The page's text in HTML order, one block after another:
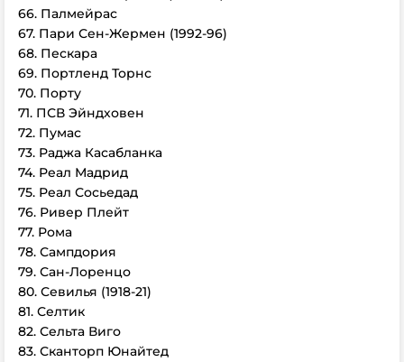
66. Палмейрас
67. Пари Сен-Жермен (1992-96)
68. Пескара
69. Портленд Торнс
70. Порту
71. ПСВ Эйндховен
72. Пумас
73. Раджа Касабланка
74. Реал Мадрид
75. Реал Сосьедад
76. Ривер Плейт
77. Рома
78. Сампдория
79. Сан-Лоренцо
80. Севилья (1918-21)
81. Селтик
82. Сельта Виго
83. Сканторп Юнайтед